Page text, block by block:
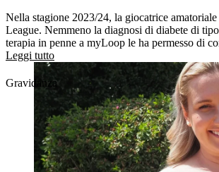
Nella stagione 2023/24, la giocatrice
League. Nemmeno la diagnosi di diabete di
terapia in penne a myLoop le ha permesso di
Leggi tutto
Gravidanza